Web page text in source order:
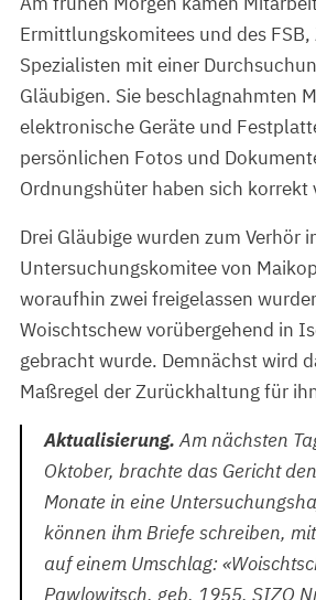
Ermittlungskomitees und des
Spezialisten mit einer
Gläubigen. Sie beschlagnahmten
elektronische Geräte und
persönlichen Fotos und
Ordnungshüter haben sich korrekt
Drei Gläubige wurden zum Verhör
Untersuchungskomitee von
woraufhin zwei freigelassen
Woischtschew vorübergehend in
gebracht wurde. Demnächst wird
Maßregel der Zurückhaltung für
Aktualisierung.Am nächsten
Oktober, brachte das Gericht
Monate in eine
können ihm Briefe schreiben,
auf einem Umschlag:
Pawlowitsch, geb. 1955, SIZO